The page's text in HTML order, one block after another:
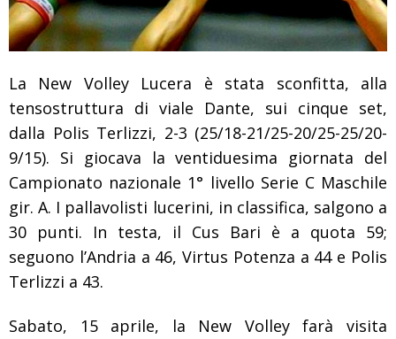
La New Volley Lucera è stata sconfitta, alla
tensostruttura di viale Dante, sui cinque set,
dalla Polis Terlizzi, 2-3 (25/18-21/25-20/25-25/20-
9/15). Si giocava la ventiduesima giornata del
Campionato nazionale 1° livello Serie C Maschile
gir. A. I pallavolisti lucerini, in classifica, salgono a
30 punti. In testa, il Cus Bari è a quota 59;
seguono l’Andria a 46, Virtus Potenza a 44 e Polis
Terlizzi a 43.
Sabato, 15 aprile, la New Volley farà visita